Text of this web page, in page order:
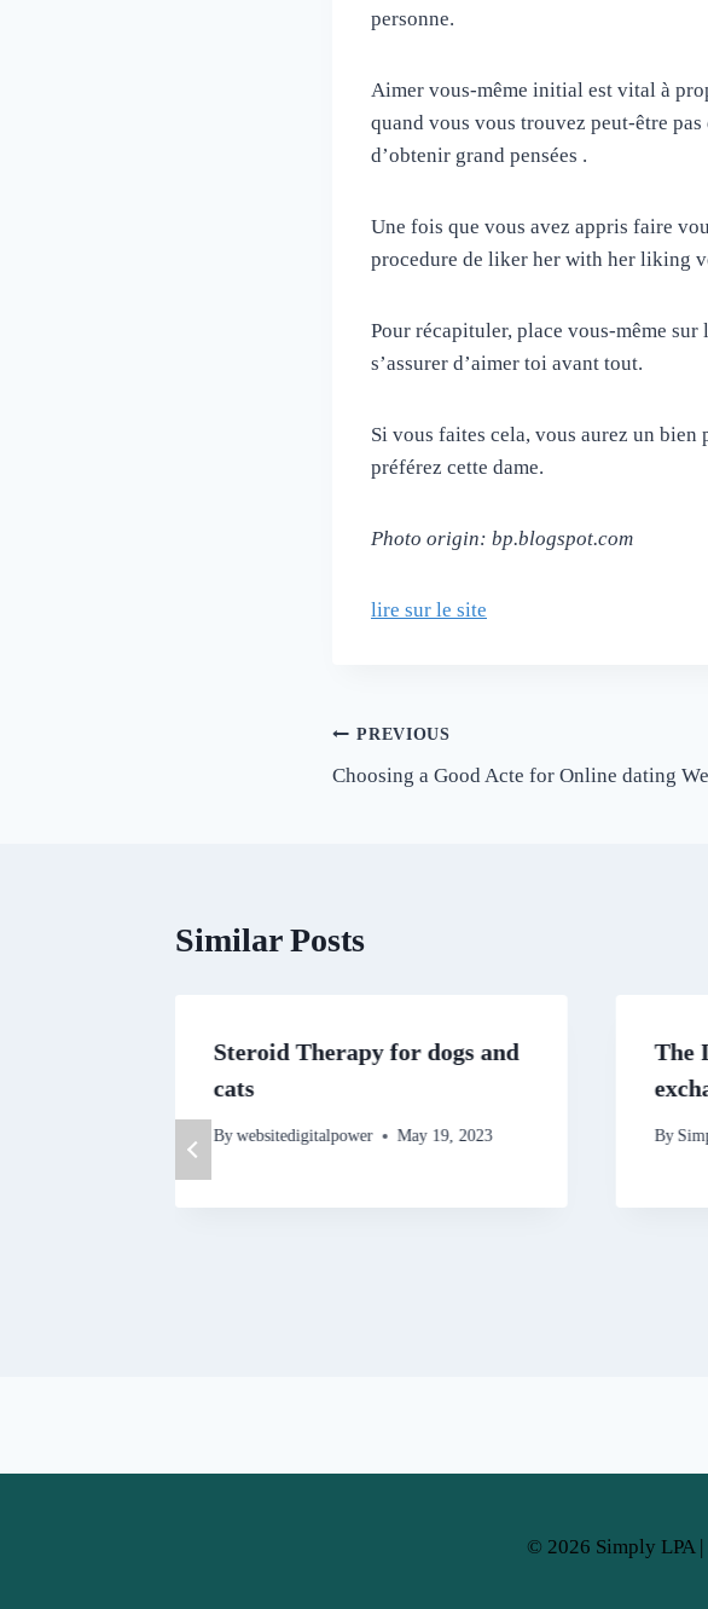
personne.
Aimer vous-même initial est vital à
quand vous vous trouvez peut-être
d’obtenir grand pensées .
Une fois que vous avez appris faire
procedure de liker her with her liking
Pour récapituler, place vous-même
s’assurer d’aimer toi avant tout.
Si vous faites cela, vous aurez un
préférez cette dame.
Photo origin: bp.blogspot.com
lire sur le site
Post
navigation
PREVIOUS
Choosing a Good Acte for Online dating
Similar Posts
Steroid Therapy for dogs and
cats
By websitedigitalpower May 19, 2023
The
By
© 2026 Simply LPA